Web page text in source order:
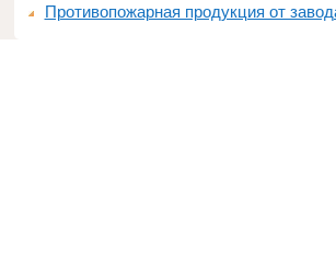
Противопожарная продукция от